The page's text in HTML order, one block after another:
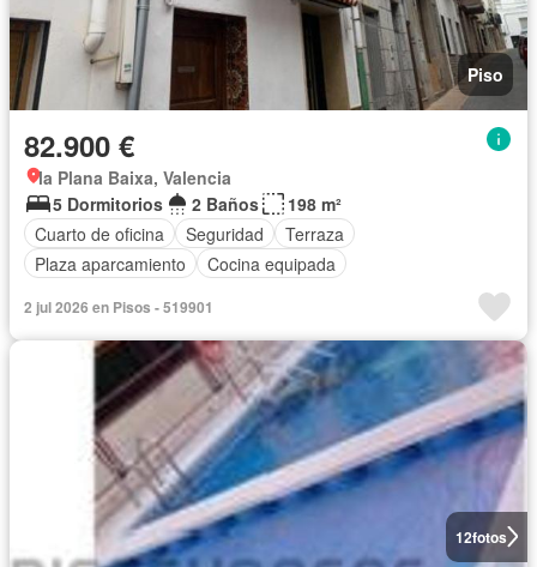
Piso
82.900 €
la Plana Baixa, Valencia
5 Dormitorios
2 Baños
198 m²
Cuarto de oficina
Seguridad
Terraza
Plaza aparcamiento
Cocina equipada
2 jul 2026 en Pisos - 519901
12fotos